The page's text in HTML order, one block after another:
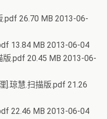
.pdf 26.70 MB 2013-06-
13.84 MB 2013-06-04
版.pdf 20.45 MB 2013-06-
].琼慧.扫描版.pdf 21.26
22.46 MB 2013-06-04